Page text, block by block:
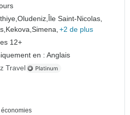
Oludeniz,Île Saint-Nicolas,
Kekova,Simena, +2 de plus
12+
en : Anglais
Travel